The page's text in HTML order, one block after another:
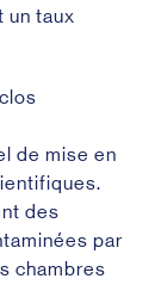
un taux
de mise en
des
par
chambres